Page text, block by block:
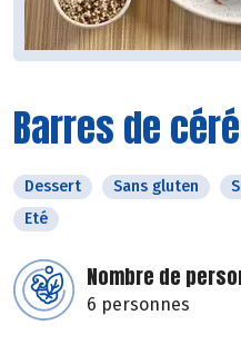
Barres de
Dessert Sans gluten
Eté
Nombre de
6 personnes